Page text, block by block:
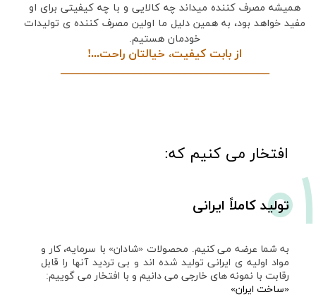
همیشه مصرف کننده میداند چه کالایی و با چه کیفیتی برای او
مفید خواهد بود، به همین دلیل ما اولین مصرف کننده ی تولیدات
خودمان هستیم.
از بابت کیفیت، خیالتان راحت...!
_____________________________________
تولید کاملاً ایرانی
به شما عرضه می کنیم. محصولات «شادان» با سرمایه، کار و
مواد اولیه ی ایرانی تولید شده اند و بی تردید آنها را قابل
رقابت با نمونه های خارجی می دانیم و با افتخار می گوییم:
«ساخت ایران»
​افتخار می کنیم که: